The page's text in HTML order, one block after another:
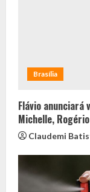
Brasília
Flávio
Michelle,
Claudemi